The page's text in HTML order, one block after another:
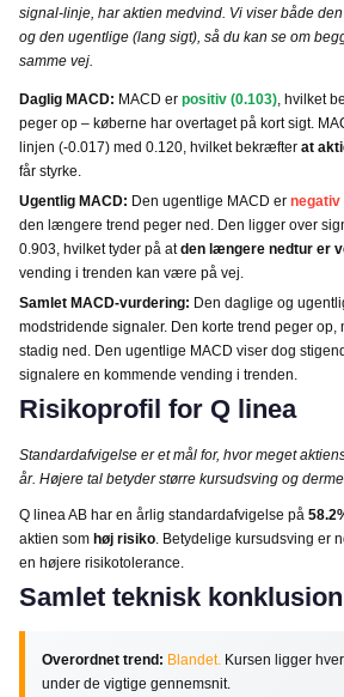
signal-linje, har aktien medvind. Vi viser både
og den ugentlige (lang sigt), så du kan se om
samme vej.
Daglig MACD: MACD er positiv (0.103), hvilket
peger op – køberne har overtaget på kort sigt.
linjen (-0.017) med 0.120, hvilket bekræfter at
får styrke.
Ugentlig MACD: Den ugentlige MACD er negativ
den længere trend peger ned. Den ligger over
0.903, hvilket tyder på atden længere nedtur er
vending i trenden kan være på vej.
Samlet MACD-vurdering: Den daglige og
modstridende signaler. Den korte trend peger op,
stadig ned. Den ugentlige MACD viser dog
signalere en kommende vending i trenden.
Risikoprofil for Q linea
Standardafvigelse er et mål for, hvor meget
år. Højere tal betyder større kursudsving og
Q linea AB har en årlig standardafvigelse på
aktien som høj risiko. Betydelige kursudsving er
en højere risikotolerance.
Samlet teknisk
Overordnet trend: Blandet. Kursen ligger
under de vigtige gennemsnit.